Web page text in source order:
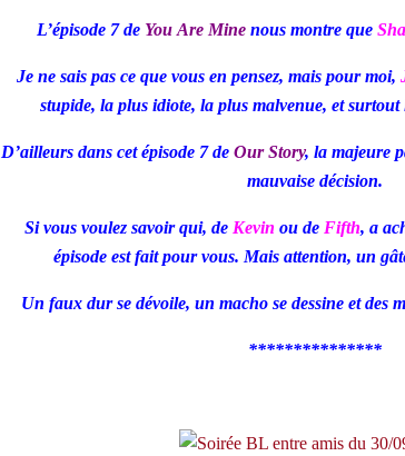
L’épisode 7 de You Are Minenous montre que
Je ne sais pas ce que vous en pensez, mais pour moi,
stupide, la plus idiote, la plus malvenue, et
D’ailleurs dans cet épisode 7 de Our Story, la majeure
mauvaise décision.
Si vous voulez savoir qui, de Kevin ou de Fifth, a
épisode est fait pour vous. Mais attention, un
Un faux dur se dévoile, un macho se dessine et des
***************